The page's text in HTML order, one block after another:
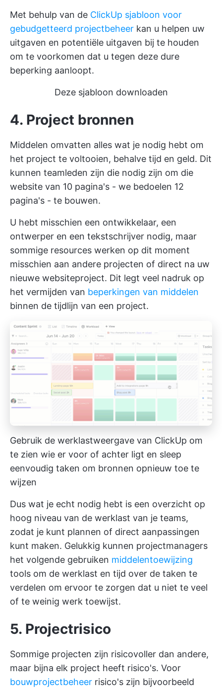
Met behulp van de ClickUp sjabloon voor
gebudgetteerd projectbeheer kan u helpen uw
uitgaven en potentiële uitgaven bij te houden
om te voorkomen dat u tegen deze dure
beperking aanloopt.
Deze sjabloon downloaden
4. Project bronnen
Middelen omvatten alles wat je nodig hebt om
het project te voltooien, behalve tijd en geld. Dit
kunnen teamleden zijn die nodig zijn om die
website van 10 pagina's - we bedoelen 12
pagina's - te bouwen.
U hebt misschien een ontwikkelaar, een
ontwerper en een tekstschrijver nodig, maar
sommige resources werken op dit moment
misschien aan andere projecten of direct na uw
nieuwe websiteproject. Dit legt veel nadruk op
het vermijden van beperkingen van middelen
binnen de tijdlijn van een project.
Gebruik de werklastweergave van ClickUp om
te zien wie er voor of achter ligt en sleep
eenvoudig taken om bronnen opnieuw toe te
wijzen
Dus wat je echt nodig hebt is een overzicht op
hoog niveau van de werklast van je teams,
zodat je kunt plannen of direct aanpassingen
kunt maken. Gelukkig kunnen projectmanagers
het volgende gebruiken middelentoewijzing
tools om de werklast en tijd over de taken te
verdelen om ervoor te zorgen dat u niet te veel
of te weinig werk toewijst.
5. Projectrisico
Sommige projecten zijn risicovoller dan andere,
maar bijna elk project heeft risico's. Voor
bouwprojectbeheer risico's zijn bijvoorbeeld